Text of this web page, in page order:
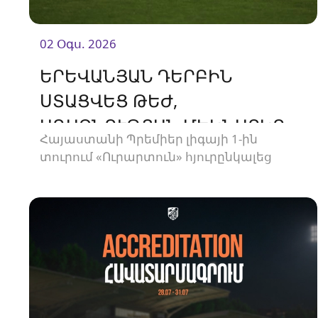
02 Օգս. 2026
ԵՐԵՎԱՆՅԱՆ ԴԵՐԲԻՆ
ՍՏԱՑՎԵՑ ԹԵԺ,
ԱՌԱՋՆՈՒԹՅԱՆ ՄԵԿՆԱՐԿԸ
ՍԿՍԵՑԻՆՔ ՄԱՐՏԱԿԱՆ ՈՉ-
Հայաստանի Պրեմիեր լիգայի 1-ին
տուրում «Ուրարտուն» հյուրընկալեց